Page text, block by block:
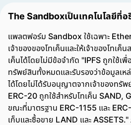
The Sandboxเป็นเทคโนโลยีที่อ
แพลตฟอร์ม Sandbox ใช้เฉพาะ
เจ้าของของโทเค็นและให้เจ้าของโทเค็
เค็นได้โดยไม่มีข้อจำกัด "IPFS ถูกใช้เ
ทรัพย์สินทั้งหมดและรับรองว่าข้อมูลเห
ได้โดยไม่ได้รับอนุญาตจากเจ้าของทรั
ERC-20 ถูกใช้สำหรับโทเค็น SAND,
ขณะที่มาตรฐาน ERC-1155 และ
เก็บและซื้อขาย LAND และ ASSETS."